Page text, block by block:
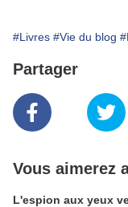
#Livres #Vie du blog
Partager
Vous aimerez
L'espion aux yeux